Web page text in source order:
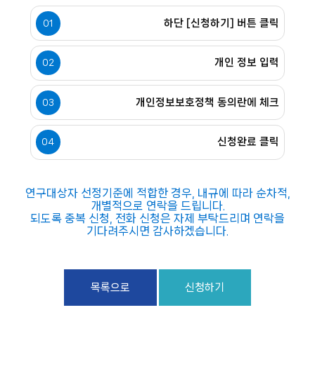
01 하단 [신청하기] 버튼 클릭
02 개인 정보 입력
03 개인정보보호정책 동의란에 체크
04 신청완료 클릭
연구대상자 선정기준에 적합한 경우, 내규에 따라 순차적,
개별적으로 연락을 드립니다.
되도록 중복 신청, 전화 신청은 자제 부탁드리며 연락을
기다려주시면 감사하겠습니다.